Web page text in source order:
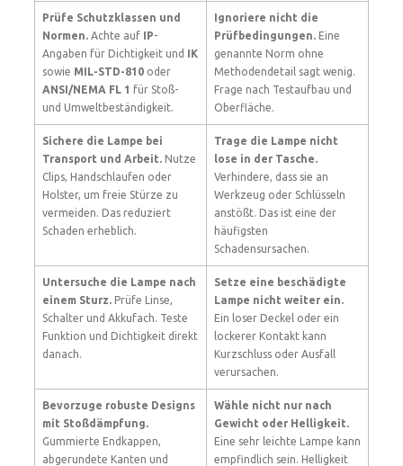
Prüfe Schutzklassen und
Normen. Achte auf IP-
Angaben für Dichtigkeit und IK
sowie MIL-STD-810 oder
ANSI/NEMA FL 1 für Stoß-
und Umweltbeständigkeit.
Ignoriere nicht die
Prüfbedingungen. Eine
genannte Norm ohne
Methodendetail sagt wenig.
Frage nach Testaufbau und
Oberfläche.
Sichere die Lampe bei
Transport und Arbeit. Nutze
Clips, Handschlaufen oder
Holster, um freie Stürze zu
vermeiden. Das reduziert
Schaden erheblich.
Trage die Lampe nicht
lose in der Tasche.
Verhindere, dass sie an
Werkzeug oder Schlüsseln
anstößt. Das ist eine der
häufigsten
Schadensursachen.
Untersuche die Lampe nach
einem Sturz. Prüfe Linse,
Schalter und Akkufach. Teste
Funktion und Dichtigkeit direkt
danach.
Setze eine beschädigte
Lampe nicht weiter ein.
Ein loser Deckel oder ein
lockerer Kontakt kann
Kurzschluss oder Ausfall
verursachen.
Bevorzuge robuste Designs
mit Stoßdämpfung.
Gummierte Endkappen,
abgerundete Kanten und
Wähle nicht nur nach
Gewicht oder Helligkeit.
Eine sehr leichte Lampe kann
empfindlich sein. Helligkeit